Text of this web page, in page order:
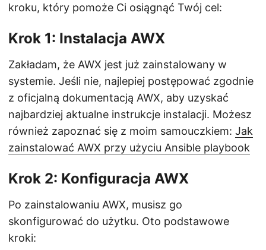
kroku, który pomoże Ci osiągnąć Twój cel:
Krok 1: Instalacja AWX
Zakładam, że AWX jest już zainstalowany w
systemie. Jeśli nie, najlepiej postępować zgodnie
z oficjalną dokumentacją AWX, aby uzyskać
najbardziej aktualne instrukcje instalacji. Możesz
również zapoznać się z moim samouczkiem: Jak
zainstalować AWX przy użyciu Ansible playbook
Krok 2: Konfiguracja AWX
Po zainstalowaniu AWX, musisz go
skonfigurować do użytku. Oto podstawowe
kroki: